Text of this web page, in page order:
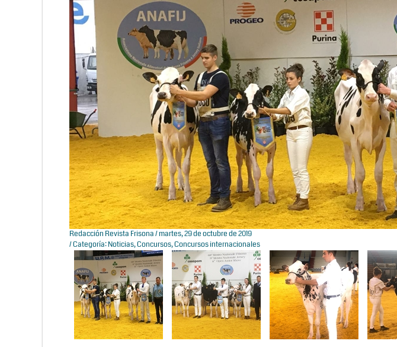
Redacción Revista Frisona/ martes, 29 de octubre de 2019
/ Categoría:Noticias,Concursos,Concursos internacionales